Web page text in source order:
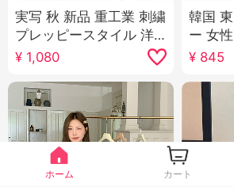
実写 秋 新品 重工業 刺繍
プレッピースタイル 洋
気 カジュアル 万能 ピュ
アコットン 長袖 シャツ
女 コート
¥ 1,080
韓国
ー 女
日焼け
ャツ
ート
¥ 845
ホーム カート